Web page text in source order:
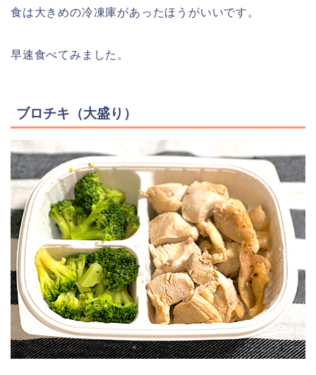
食は大きめの冷凍庫があったほうがいいです。
早速食べてみました。
ブロチキ（大盛り）